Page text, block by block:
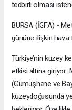
tedbirli olması
BURSA (İGFA) -
gününe ilişkin hava
Türkiye’nin kuzey
etkisi altına giriyor.
(Gümüşhane ve
kuzeydoğusunda